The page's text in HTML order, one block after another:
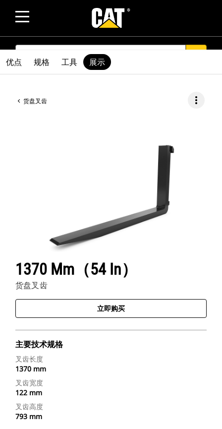
SEARCH
货盘叉齿 more_vert
1370 Mm（54 In）
货盘叉齿
立即购买
主要技术规格
叉齿长度
1370 mm
叉齿宽度
122 mm
叉齿高度
793 mm
优点 规格 工具 展示